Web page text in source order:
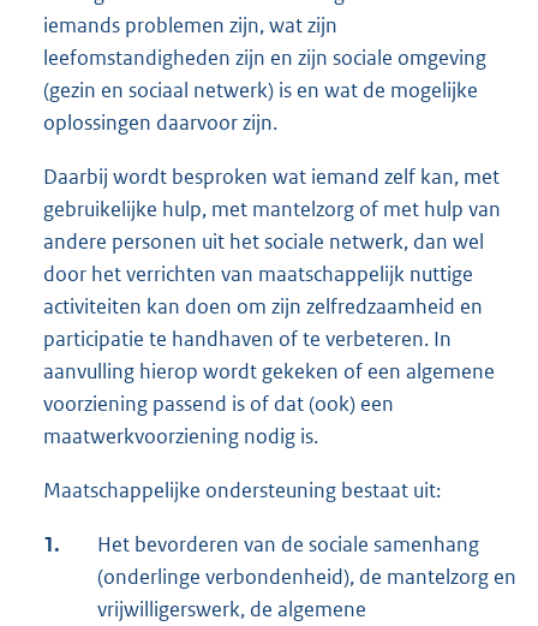
iemands problemen zijn, wat zijn
leefomstandigheden zijn en zijn sociale omgeving
(gezin en sociaal netwerk) is en wat de mogelijke
oplossingen daarvoor zijn.
Daarbij wordt besproken wat iemand zelf kan, met
gebruikelijke hulp, met mantelzorg of met hulp van
andere personen uit het sociale netwerk, dan wel
door het verrichten van maatschappelijk nuttige
activiteiten kan doen om zijn zelfredzaamheid en
participatie te handhaven of te verbeteren. In
aanvulling hierop wordt gekeken of een algemene
voorziening passend is of dat (ook) een
maatwerkvoorziening nodig is.
Maatschappelijke ondersteuning bestaat uit:
1.
Het bevorderen van de sociale samenhang
(onderlinge verbondenheid), de mantelzorg en
vrijwilligerswerk, de algemene